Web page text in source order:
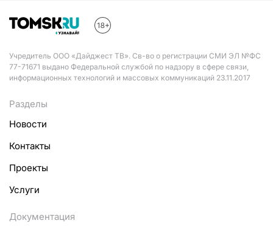
Учредитель ООО «Дайджест ТВ». Св-во о регистрации СМИ ЭЛ №ФС
77-71671 выдано Федеральной службой по надзору в сфере связи,
информационных технологий и массовых коммуникаций 23.11.2017
Разделы
Новости
Контакты
Проекты
Услуги
Документация